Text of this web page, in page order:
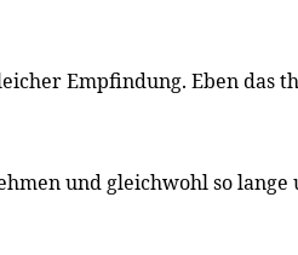
Empfindung. Eben das
und gleichwohl so